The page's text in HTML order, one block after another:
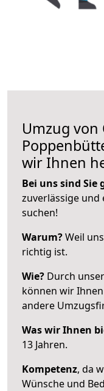
Umzug von
wir Ihnen
Bei uns sind Sie
zuverlässige
suchen!
Warum?Weil
richtig ist.
Wie? Durch
können wir
andere
Was wir Ihnen
13 Jahren.
Kompetenz, da
Wünsche und